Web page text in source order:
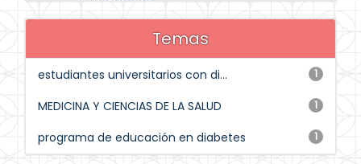
Temas
1
estudiantes universitarios con di...
1
MEDICINA Y CIENCIAS DE LA SALUD
1
programa de educación en diabetes